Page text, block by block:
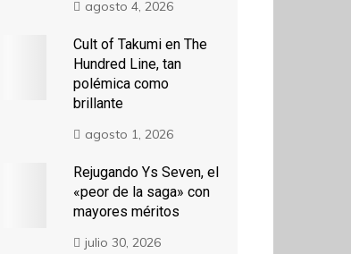
agosto 4, 2026
Cult of Takumi en The
Hundred Line, tan
polémica como
brillante
agosto 1, 2026
Rejugando Ys Seven, el
«peor de la saga» con
mayores méritos
julio 30, 2026